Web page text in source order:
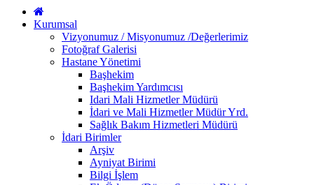
Kurumsal
Vizyonumuz / Misyonumuz /Değerlerimiz
Fotoğraf Galerisi
Hastane Yönetimi
Başhekim
Başhekim Yardımcısı
Idari Mali Hizmetler Müdürü
İdari ve Mali Hizmetler Müdür Yrd.
Sağlık Bakım Hizmetleri Müdürü
İdari Birimler
Arşiv
Ayniyat Birimi
Bilgi İşlem